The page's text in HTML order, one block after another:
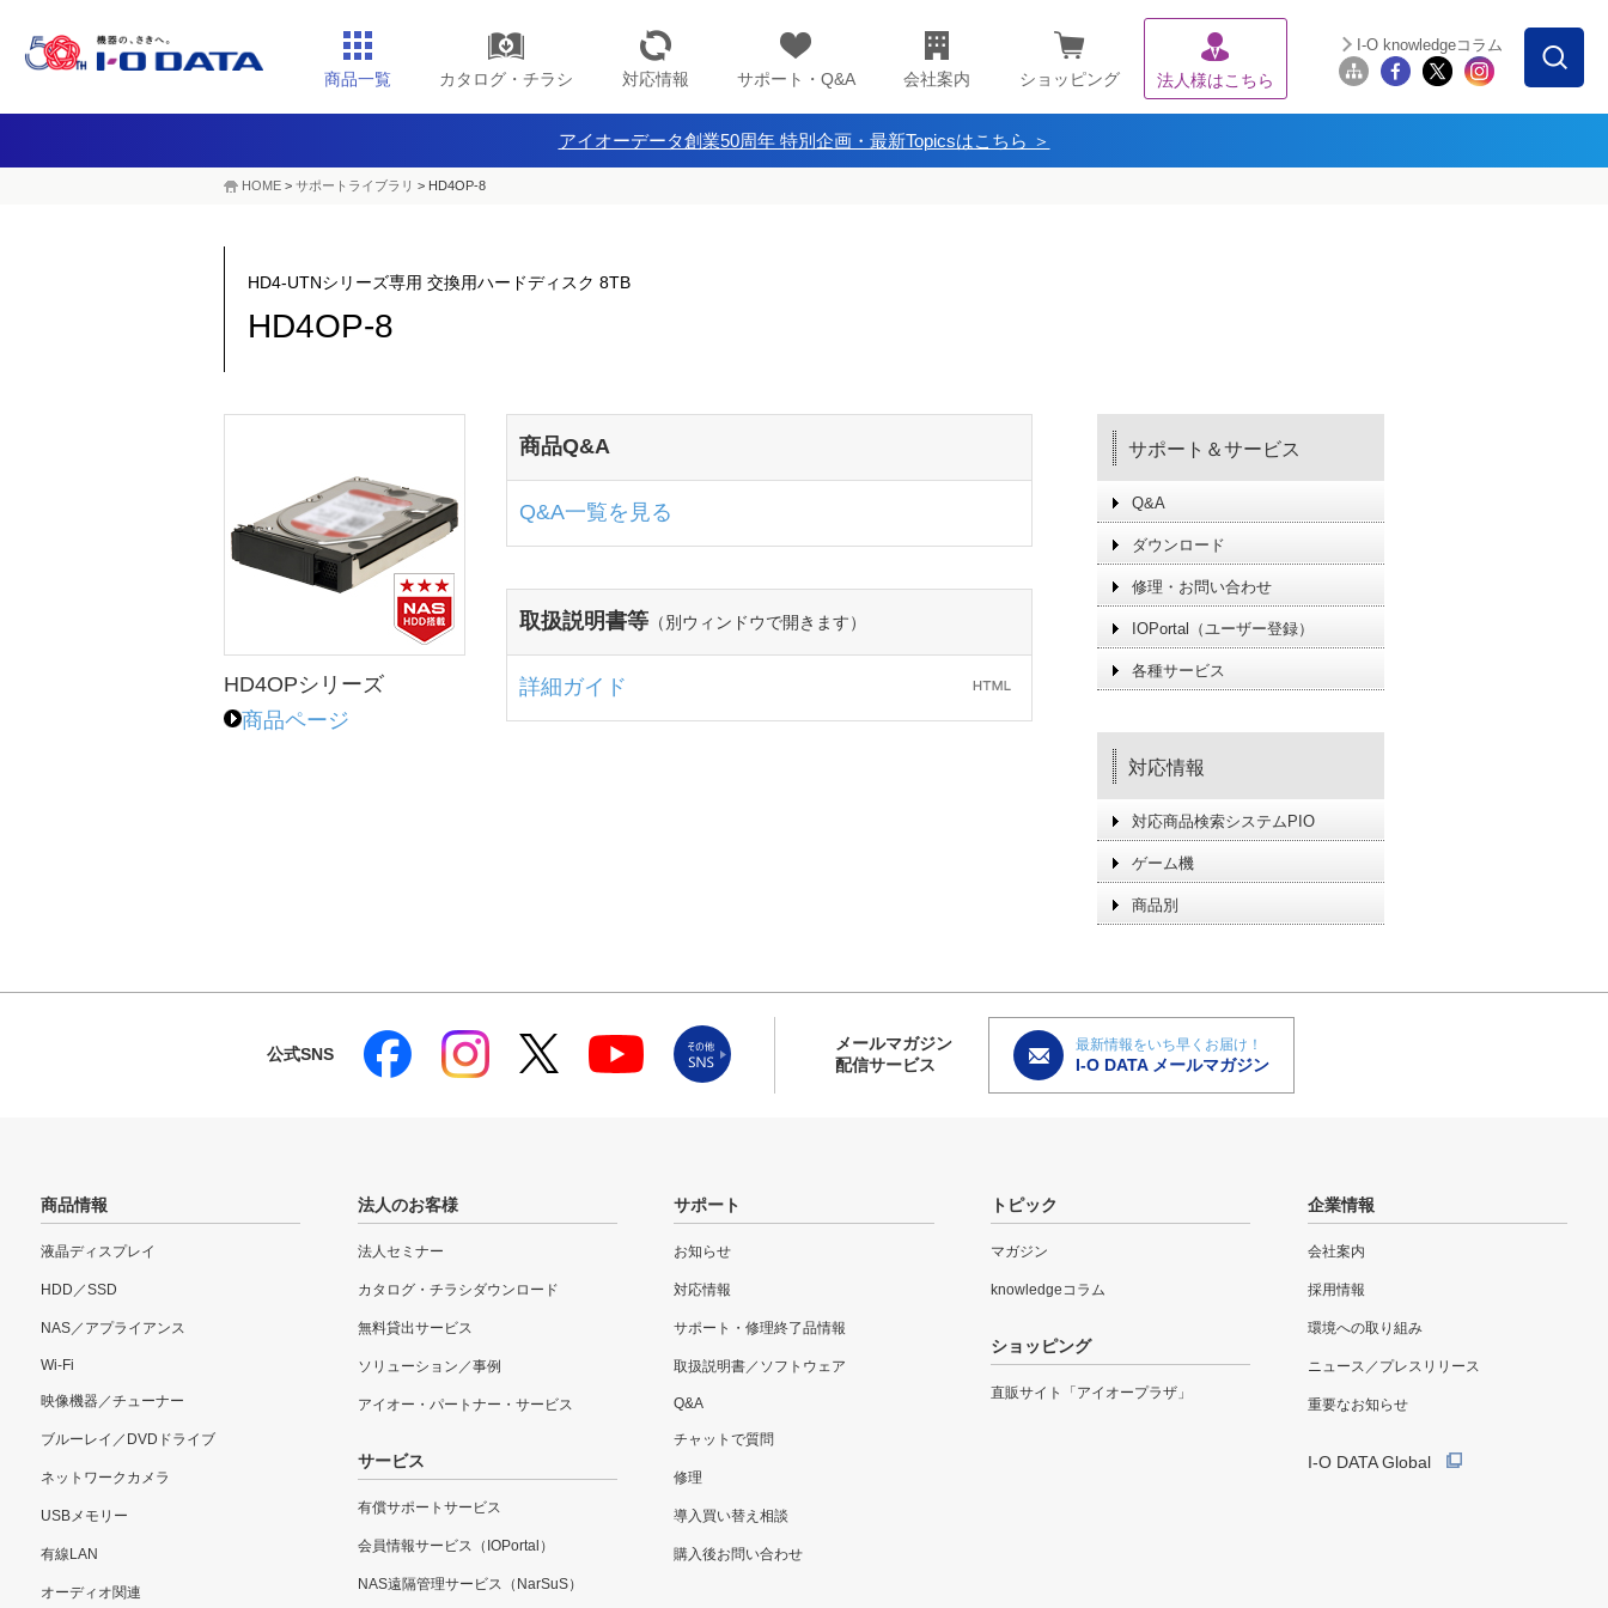
商品一覧 カタログ・チラシ 対応情報 サポート・Q&A 会社案内 ショッピング 法人様はこちら
I-O knowledgeコラム
アイオーデータ創業50周年 特別企画・最新Topicsはこちら ＞
HOME > サポートライブラリ > HD4OP-8
HD4-UTNシリーズ専用 交換用ハードディスク 8TB
HD4OP-8
HD4OPシリーズ
商品ページ
商品Q&A
Q&A一覧を見る
取扱説明書等 （別ウィンドウで開きます）
詳細ガイド
サポート＆サービス
Q&A
ダウンロード
修理・お問い合わせ
IOPortal（ユーザー登録）
各種サービス
対応情報
対応商品検索システムPIO
ゲーム機
商品別
公式SNS
メールマガジン
配信サービス
最新情報をいち早くお届け！
I-O DATA メールマガジン
商品情報
液晶ディスプレイ
HDD／SSD
NAS／アプライアンス
Wi-Fi
映像機器／チューナー
ブルーレイ／DVDドライブ
ネットワークカメラ
USBメモリー
有線LAN
オーディオ関連
法人のお客様
法人セミナー
カタログ・チラシダウンロード
無料貸出サービス
ソリューション／事例
アイオー・パートナー・サービス
サービス
有償サポートサービス
会員情報サービス（IOPortal）
NAS遠隔管理サービス（NarSuS）
サポート
お知らせ
対応情報
サポート・修理終了品情報
取扱説明書／ソフトウェア
Q&A
チャットで質問
修理
導入買い替え相談
購入後お問い合わせ
トピック
マガジン
knowledgeコラム
ショッピング
直販サイト「アイオープラザ」
企業情報
会社案内
採用情報
環境への取り組み
ニュース／プレスリリース
重要なお知らせ
I-O DATA Global